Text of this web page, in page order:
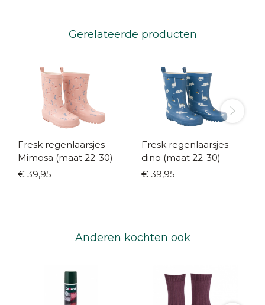
Gerelateerde producten
Fresk regenlaarsjes
Mimosa (maat 22-30)
€ 39,95
Fresk regenlaarsjes
dino (maat 22-30)
€ 39,95
Anderen kochten ook